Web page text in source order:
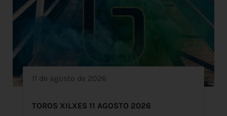
11 de agosto de 2026
TOROS XILXES 11 AGOSTO 2026